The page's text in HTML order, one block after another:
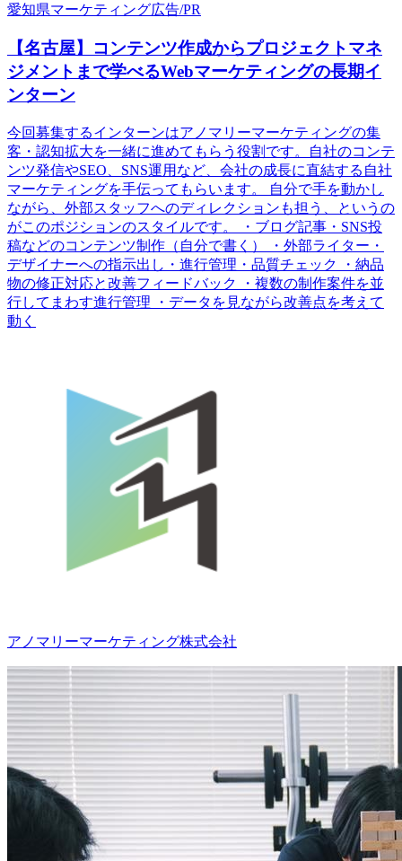
愛知県マーケティング広告/PR
【名古屋】コンテンツ作成からプロジェクトマネ
ジメントまで学べるWebマーケティングの長期イ
ンターン
今回募集するインターンはアノマリーマーケティングの集
客・認知拡大を一緒に進めてもらう役割です。自社のコンテ
ンツ発信やSEO、SNS運用など、会社の成長に直結する自社
マーケティングを手伝ってもらいます。 自分で手を動かし
ながら、外部スタッフへのディレクションも担う、というの
がこのポジションのスタイルです。 ・ブログ記事・SNS投
稿などのコンテンツ制作（自分で書く） ・外部ライター・
デザイナーへの指示出し・進行管理・品質チェック ・納品
物の修正対応と改善フィードバック ・複数の制作案件を並
行してまわす進行管理 ・データを見ながら改善点を考えて
動く
アノマリーマーケティング株式会社